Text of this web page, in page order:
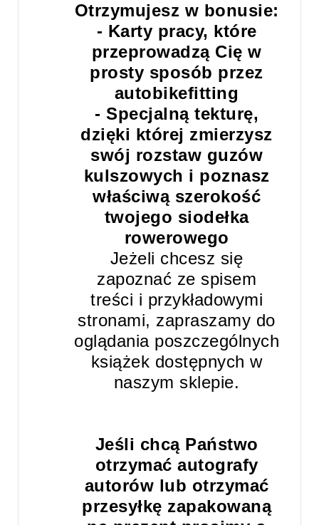
Otrzymujesz w bonusie:
- Karty pracy, które
przeprowadzą Cię w
prosty sposób przez
autobikefitting
- Specjalną tekturę,
dzięki której zmierzysz
swój rozstaw guzów
kulszowych i poznasz
właściwą szerokość
twojego siodełka
rowerowego
Jeżeli chcesz się
zapoznać ze spisem
treści i przykładowymi
stronami, zapraszamy do
oglądania poszczególnych
książek dostępnych w
naszym sklepie.
Jeśli chcą Państwo
otrzymać autografy
autorów lub otrzymać
przesyłkę zapakowaną